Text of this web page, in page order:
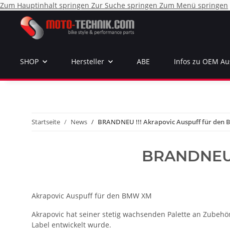
Zum Hauptinhalt springen Zur Suche springen Zum Menü springen
SHOP Hersteller ABE Infos zu OEM
Startseite News BRANDNEU !!! Akrapovic Auspuff für den
Akrapovic Auspuff für den BMW XM
Akrapovic hat seiner stetig wachsenden Palette an
Label entwickelt wurde.